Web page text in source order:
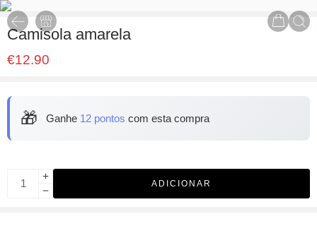
Camisola amarela
€12.90
🎁 Ganhe 12 pontos com esta compra
ADICIONAR